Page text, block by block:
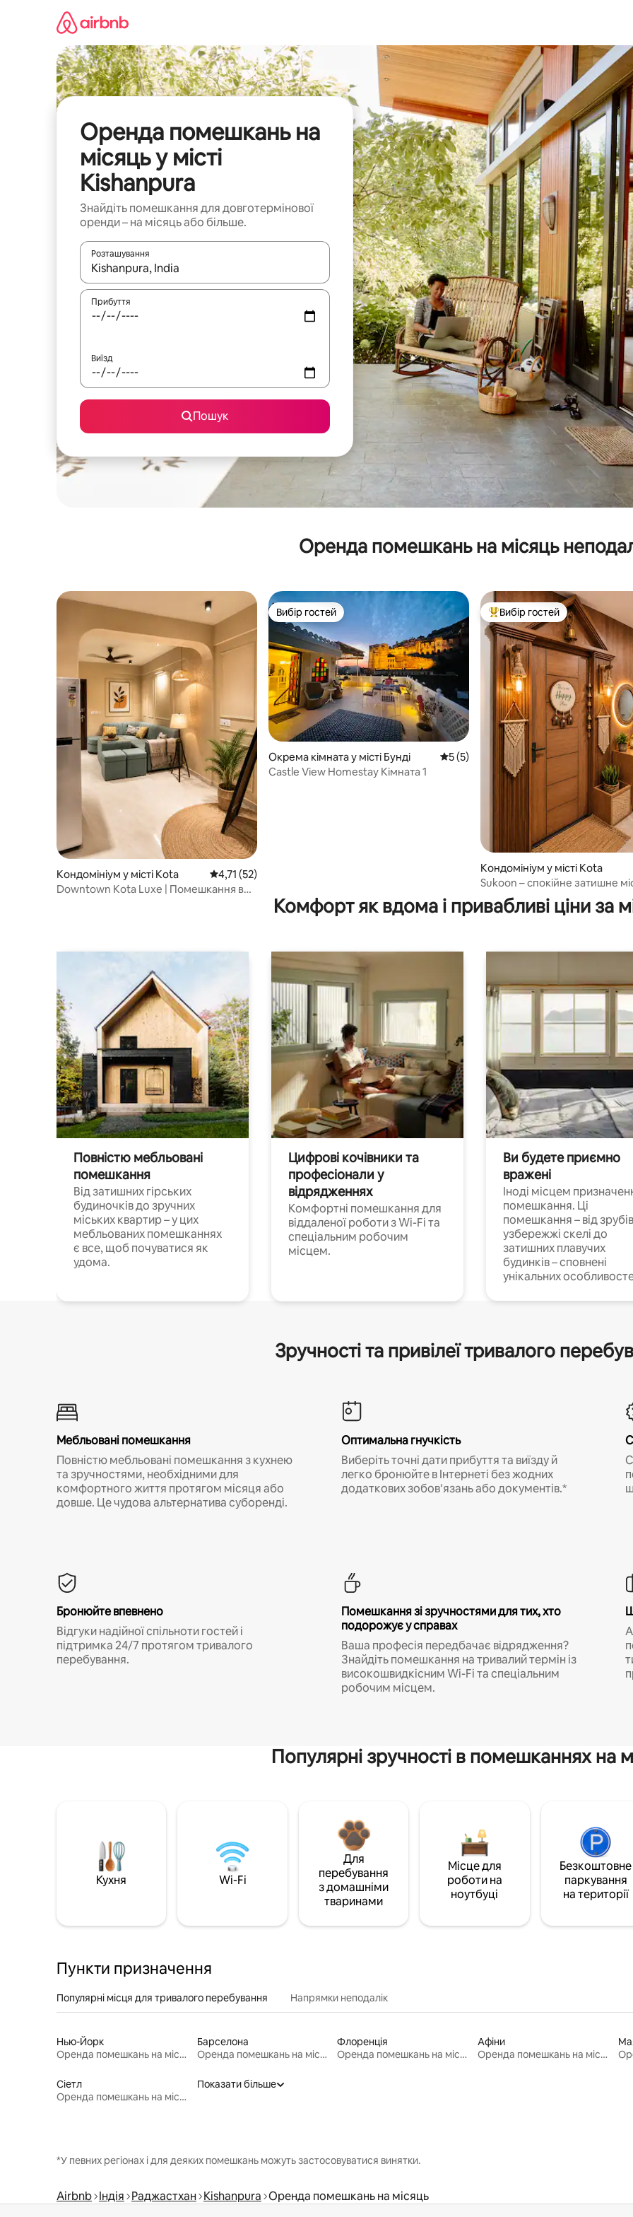
Оренда помешкань на
місяць у місті
Kishanpura
Знайдіть помешкання для довготермінової
оренди – на місяць або більше.
Розташування
Отримавши результати пошуку, використовуйте для навігації сторінкою клавіші зі стрілками вгору та вниз або
Прибуття
Виїзд
Пошук
Оренда помешкань на місяць
Кондомініум у місті Kota Середня оцінка: 4,71 з 5, відгуки: 52
4,71 (52)
Downtown Kota Luxe | Помешкання в
Вибір гостей
Вибір гостей
Окрема кімната у місті Бунді Середня оцінка: 5 з 5, відгуки: 5
5 (5)
Castle View Homestay Кімната 1
Топ вибір гостей
Вибір гостей
Кондомініум у місті Kota
Sukoon – спокійне затишне
відпочинку – вид на міський
Комфорт як вдома і привабливі ціни за
Повністю мебльовані
помешкання
Від затишних гірських
будиночків до зручних
міських квартир – у цих
мебльованих помешканнях
є все, щоб почуватися як
удома.
Цифрові кочівники та
професіонали у
відрядженнях
Комфортні помешкання для
віддаленої роботи з Wi-Fi та
спеціальним робочим
місцем.
Ви будете приємно
вражені
Іноді місцем
помешкання. Ці
помешкання – від
узбережжі скелі до
затишних плавучих
будинків – сповнені
унікальних
Зручності та привілеї тривалого
Мебльовані помешкання
Повністю мебльовані помешкання з кухнею
та зручностями, необхідними для
комфортного життя протягом місяця або
довше. Це чудова альтернатива суборенді.
Оптимальна гнучкість
Виберіть точні дати прибуття та виїзду й
легко бронюйте в Інтернеті без жодних
додаткових зобов’язань або документів.*
Бронюйте впевнено
Відгуки надійної спільноти гостей і
підтримка 24/7 протягом тривалого
перебування.
Помешкання зі зручностями для тих, хто
подорожує у справах
Ваша професія передбачає відрядження?
Знайдіть помешкання на тривалий термін із
високошвидкісним Wi-Fi та спеціальним
робочим місцем.
Популярні зручності в помешканнях на
Кухня Wi-Fi
Для
перебування
з домашніми
тваринами
Місце для
роботи на
ноутбуці
Безкоштовне
паркування
на території
Пункти призначення
Популярні місця для тривалого перебування Напрямки неподалік
Нью-Йорк
Оренда помешкань на місяць
Барселона
Оренда помешкань на місяць
Флоренція
Оренда помешкань на місяць
Афіни
Оренда помешкань на місяць
Сіетл
Оренда помешкань на місяць
Показати більше
*У певних регіонах і для деяких помешкань можуть застосовуватися винятки.
Airbnb Індія Раджастхан Kishanpura Оренда помешкань на місяць